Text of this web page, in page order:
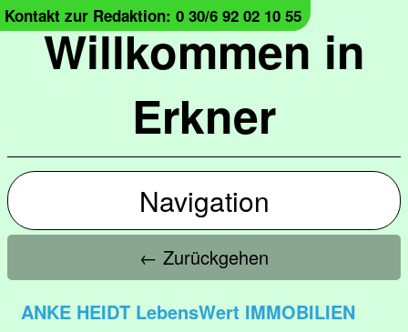
Willkommen in
Erkner
Kontakt zur Redaktion: 0 30/6 92 02 10 55
Navigation
← Zurückgehen
ANKE HEIDT LebensWert IMMOBILIEN